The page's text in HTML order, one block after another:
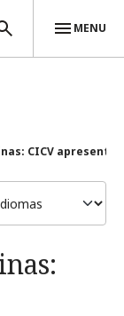
MENU
CICV apresenta